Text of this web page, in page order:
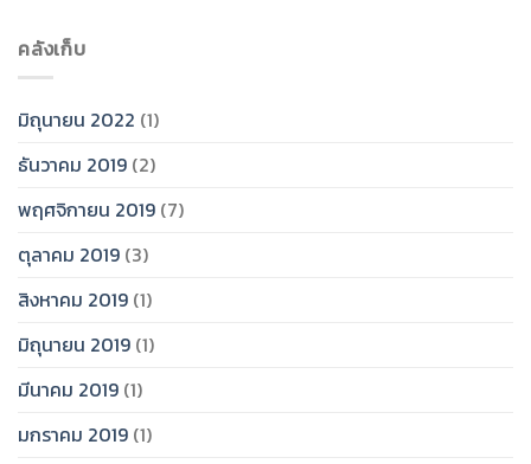
คลังเก็บ
มิถุนายน 2022 (1)
ธันวาคม 2019 (2)
พฤศจิกายน 2019 (7)
ตุลาคม 2019 (3)
สิงหาคม 2019 (1)
มิถุนายน 2019 (1)
มีนาคม 2019 (1)
มกราคม 2019 (1)